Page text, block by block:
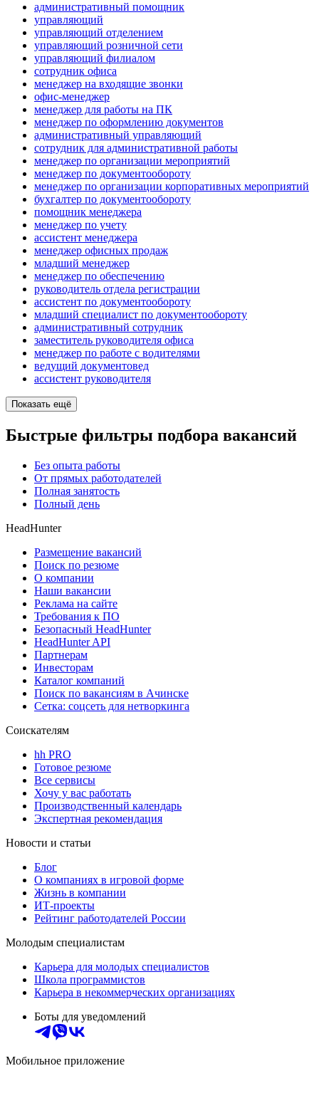
административный помощник
управляющий
управляющий отделением
управляющий розничной сети
управляющий филиалом
сотрудник офиса
менеджер на входящие звонки
офис-менеджер
менеджер для работы на ПК
менеджер по оформлению документов
административный управляющий
сотрудник для административной работы
менеджер по организации мероприятий
менеджер по документообороту
менеджер по организации корпоративных мероприятий
бухгалтер по документообороту
помощник менеджера
менеджер по учету
ассистент менеджера
менеджер офисных продаж
младший менеджер
менеджер по обеспечению
руководитель отдела регистрации
ассистент по документообороту
младший специалист по документообороту
административный сотрудник
заместитель руководителя офиса
менеджер по работе с водителями
ведущий документовед
ассистент руководителя
Показать ещё
Быстрые фильтры подбора вакансий
Без опыта работы
От прямых работодателей
Полная занятость
Полный день
HeadHunter
Размещение вакансий
Поиск по резюме
О компании
Наши вакансии
Реклама на сайте
Требования к ПО
Безопасный HeadHunter
HeadHunter API
Партнерам
Инвесторам
Каталог компаний
Поиск по вакансиям в Ачинске
Сетка: соцсеть для нетворкинга
Соискателям
hh PRO
Готовое резюме
Все сервисы
Хочу у вас работать
Производственный календарь
Экспертная рекомендация
Новости и статьи
Блог
О компаниях в игровой форме
Жизнь в компании
ИТ-проекты
Рейтинг работодателей России
Молодым специалистам
Карьера для молодых специалистов
Школа программистов
Карьера в некоммерческих организациях
Боты для уведомлений
Мобильное приложение